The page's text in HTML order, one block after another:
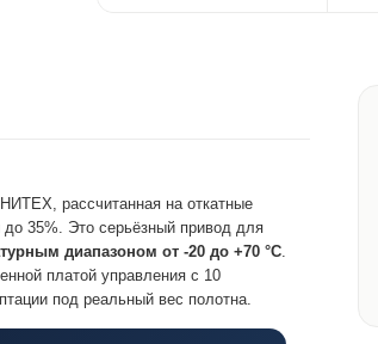
рассчитанная на откатные
до 35%. Это серьёзный привод для
диапазоном от -20 до +70 °C.
платой управления с 10
под реальный вес полотна.